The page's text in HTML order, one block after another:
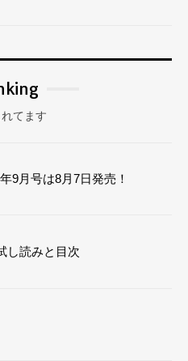
てます
9月号は8月7日発売！
し読みと目次